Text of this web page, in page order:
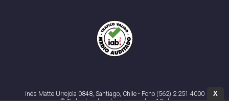
Inés Matte Urrejola 0848, Santiago, Chile - Fono (562) 2 251 4000
X